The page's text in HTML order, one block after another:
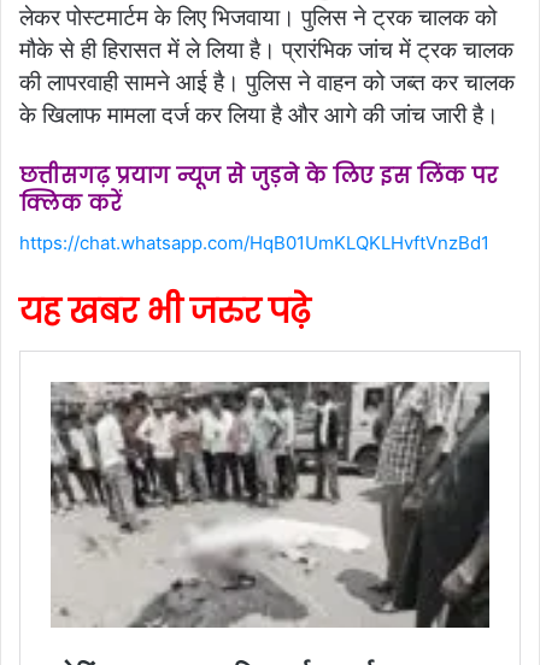
लेकर पोस्टमार्टम के लिए भिजवाया। पुलिस ने ट्रक चालक को
मौके से ही हिरासत में ले लिया है। प्रारंभिक जांच में ट्रक चालक
की लापरवाही सामने आई है। पुलिस ने वाहन को जब्त कर चालक
के खिलाफ मामला दर्ज कर लिया है और आगे की जांच जारी है।
छत्तीसगढ़ प्रयाग न्यूज से जुड़ने के लिए इस लिंक पर
क्लिक करें
https://chat.whatsapp.com/HqB01UmKLQKLHvftVnzBd1
यह खबर भी जरुर पढ़े